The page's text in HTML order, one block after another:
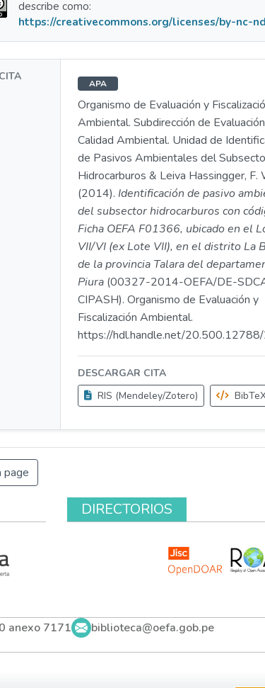
describe como:
https://creativecommons.org/licenses/by-nc-
APA
Organismo de Evaluación y
Ambiental. Subdirección de
Calidad Ambiental. Unidad de
de Pasivos Ambientales del
Hidrocarburos & Leiva Hassingger, F.
(2014). Identificación de pasivo
del subsector hidrocarburos con
Ficha OEFA F01366, ubicado en el
VII/VI (ex Lote VII), en el distrito La
de la provincia Talara del
Piura (00327-2014-OEFA/DE-
CIPASH). Organismo de Evaluación y
Fiscalización Ambiental.
https://hdl.handle.net/
DESCARGAR CITA
RIS (Mendeley/Zotero)
page
DIRECTORIOS
anexo 7171 biblioteca@oefa.gob.pe